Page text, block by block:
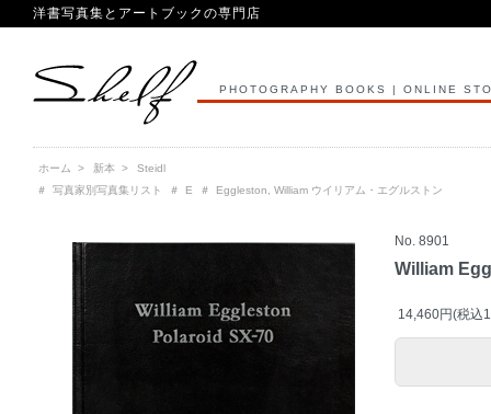
洋書写真集とアートブックの専門店
PHOTOGRAPHY BOOKS | ONLINE
ホーム > 新本 >
Steidl
＃
写真家別写真集リスト ＃ E ＃ Eggleston, William ウイリアム・エグルストン
No. 8901
William
14,460円(税込